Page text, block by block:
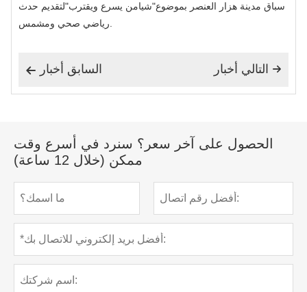
سباق مدينة هزار العنصر بموضوع"شيامن يسرع ويقترب"لتقديم حدث
رياضي صحي ومشمس.
 السابق أخبار  التالي أخبار
الحصول على آخر سعر؟ سنرد في أسرع وقت
ممكن (خلال 12 ساعة)